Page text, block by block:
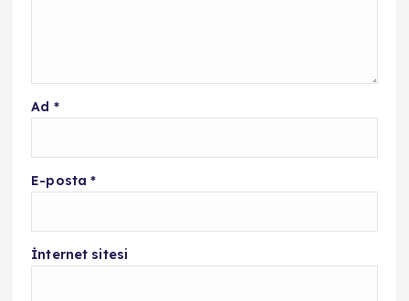
Ad *
E-posta*
İnternet sitesi